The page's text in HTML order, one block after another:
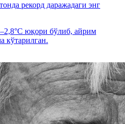
рекорд даражадаги энг
юқори бўлиб, айрим
кўтарилган.